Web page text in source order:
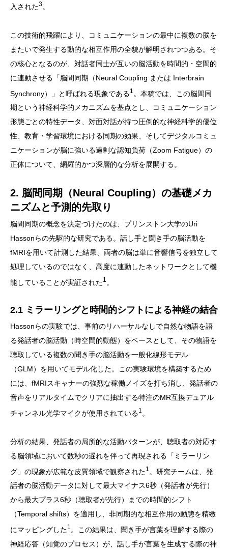
入された3。
この技術的飛躍により、コミュニケーションの最中に複数の脳を
またいで発生する動的な相互作用の全貌が解明されつつある。そ
の核心となるのが、対話者同士が互いの脳活動を時間的・空間的
に連動させる「脳間同期（Neural Coupling または Interbrain
Synchrony）」と呼ばれる現象である1 。本稿では、この脳間同
期という神経科学的メカニズムを基点とし、コミュニケーション
形態ごとの特性データ、対面対話が持つ圧倒的な神経科学的優位
性、教育・学習環境における同期の効果、そしてデジタルコミュ
ニケーションが脳に強いる過剰な認知負荷（Zoom Fatigue）の
正体について、網羅的かつ深層的な分析を展開する。
2. 脳間同期（Neural Coupling）の基礎メカ
ニズムと予測的先取り
脳間同期の概念を決定づけたのは、プリンストン大学のUri
Hassonらの先駆的な研究である。話し手と聞き手の脳活動を
fMRIを用いて計測した結果、両者の脳は単に音響信号を独立して
処理しているのではなく、高度に連動したネットワークとして機
能していることが実証された1 。
2.1 ミラーリングと時間的シフトによる神経の結合
Hassonらの実験では、事前のリハーサルなしで自然な物語を語
る発話者の脳活動（時空間的動態）をベースとして、その物語を
聴取している複数の聞き手の脳活動を一般化線形モデル
（GLM）を用いてモデル化した。この実験環境を構築するため
には、fMRIスキャナーの強烈な稼働ノイズを打ち消し、発話者の
音声をリアルタイムでクリアに抽出する特注のMR互換デュアル
チャンネル光学マイクが使用されている1 。
分析の結果、発話者の局所的な活動パターンが、聴取者の対応す
る脳領域において数秒の遅れを伴って再現される「ミラーリン
グ」の現象が広範な皮質領域で観察された1 。研究チームは、発
話者の脳活動データに対して最大マイナス6秒（発話者が先行）
から最大プラス6秒（聴取者が先行）までの時間的シフト
（Temporal shifts）を適用し、非同期的な相互作用の動態を精緻
にマッピングした1 。この結果は、聞き手が言葉を理解する際の
神経応答（知覚のプロセス）が、話し手が言葉を生成する際の神